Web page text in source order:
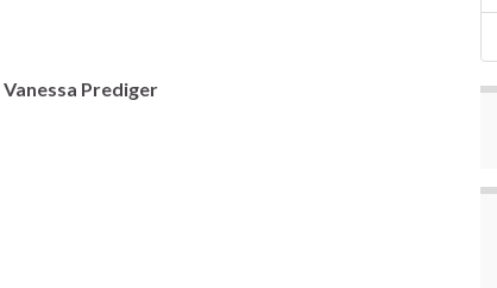
Vanessa Prediger